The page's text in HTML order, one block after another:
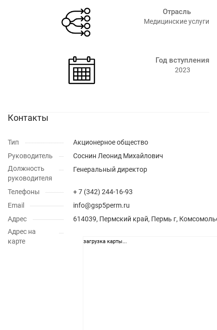
Отрасль
Медицинские услуги
Год вступления
2023
Контакты
Тип
Акционерное общество
Руководитель
Соснин Леонид Михайлович
Должность
руководителя
Генеральный директор
Телефоны
+ 7 (342) 244-16-93
Email
info@gsp5perm.ru
Адрес
614039, Пермский край, Пермь г,
Адрес на
карте
загрузка карты...